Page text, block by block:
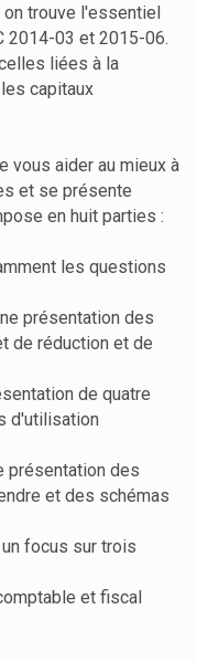
trouve l'essentiel
2014-03 et 2015-06.
liées à la
capitaux
vous aider au mieux à
et se présente
en huit parties :
les questions
présentation des
de réduction et de
de quatre
d'utilisation
présentation des
et des schémas
focus sur trois
et fiscal